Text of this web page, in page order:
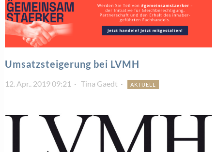
Umsatzsteigerung bei LVMH
12. Apr.. 2019 09:21 Tina Gaedt AKTUELL